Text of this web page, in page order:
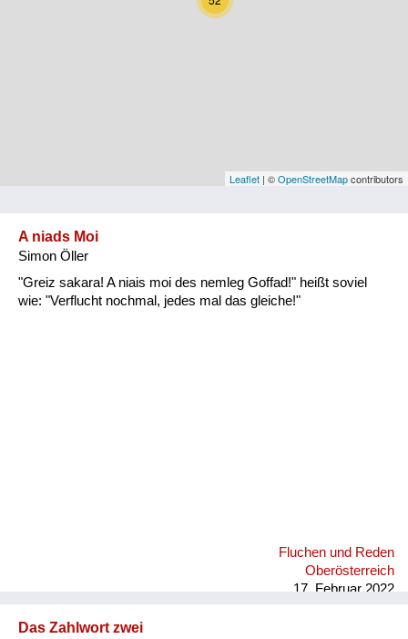
Oberösterreich
Vorarlberg
Natur und Landwirtschaft
Leaflet | ©OpenStreetMapcontributors
A niads Moi
Simon Öller
"Greiz sakara! A niais moi des nemleg Goffad!" heißt soviel
wie: "Verflucht nochmal, jedes mal das gleiche!"
Fluchen und Reden
Oberösterreich
17. Februar 2022
Das Zahlwort zwei